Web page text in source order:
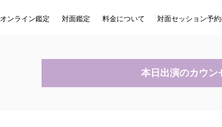
オンライン鑑定 対面鑑定 料金について 対面セッション予
本日出演のカウン